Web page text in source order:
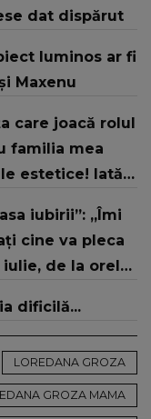
dat dispărut
Maxenu
care joacă rolul
familia mea
estetice! Iată
iubirii”: „Îmi
cine va pleca
iulie, de la orele
dificilă...
LOREDANA GROZA
GROZA MAMA